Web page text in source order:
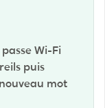
Wi-Fi
puis
mot